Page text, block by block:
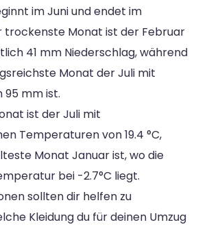
im Juni und endet im
trockenste Monat ist der Februar
41 mm Niederschlag, während
Monat der Juli mit
mm ist.
ist der Juli mit
Temperaturen von 19.4 °C,
Monat Januar ist, wo die
bei -2.7°C liegt.
sollten dir helfen zu
Kleidung du für deinen Umzug